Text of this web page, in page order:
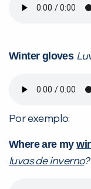
Winter gloves
Por exemplo:
Where are my
luvas de inverno?